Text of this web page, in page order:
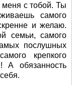
меня с тобой. Ты
самого
и желаю.
семьи, самого
послушных
крепкого
А обязанность